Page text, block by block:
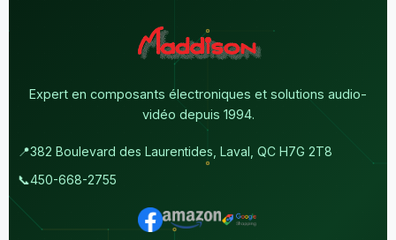
Expert en composants électroniques et solutions audio-
vidéo depuis 1994.
📍382 Boulevard des Laurentides, Laval, QC H7G 2T8
📞450-668-2755